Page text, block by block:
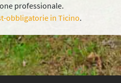
professionale.
obbligatorie in Ticino.